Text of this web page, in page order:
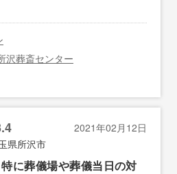
沢葬斎センター
2021年02月12日
県所沢市
に葬儀場や葬儀当日の対